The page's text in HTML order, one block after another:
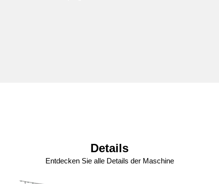
Details
Entdecken Sie alle Details der Maschine